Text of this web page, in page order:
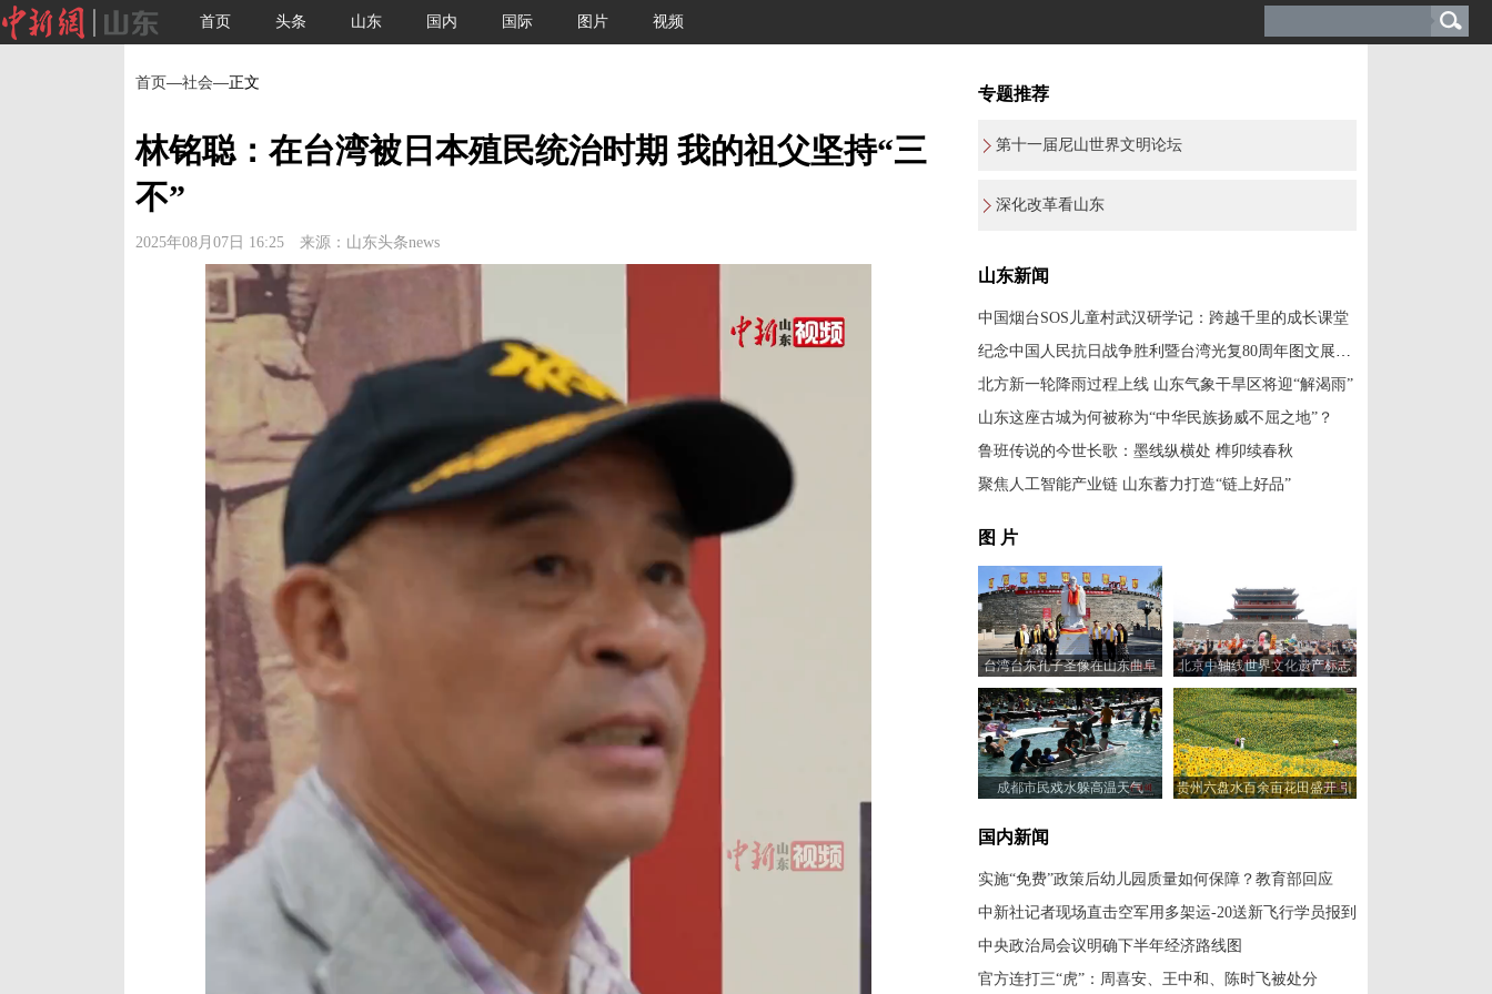
首页 头条 山东 国内 国际 图片 视频
首页—社会—正文
林铭聪：在台湾被日本殖民统治时期 我的祖父坚持“三
不”
2025年08月07日 16:25 来源：山东头条news
专题推荐
第十一届尼山世界文明论坛
深化改革看山东
山东新闻
中国烟台SOS儿童村武汉研学记：跨越千里的成长课堂
纪念中国人民抗日战争胜利暨台湾光复80周年图文展开展
北方新一轮降雨过程上线 山东气象干旱区将迎“解渴雨”
山东这座古城为何被称为“中华民族扬威不屈之地”？
鲁班传说的今世长歌：墨线纵横处 榫卯续春秋
聚焦人工智能产业链 山东蓄力打造“链上好品”
图 片
台湾台东孔子圣像在山东曲阜
捐赠起运
北京中轴线世界文化遗产标志
碑揭幕
成都市民戏水躲高温天气
贵州六盘水百余亩花田盛开 引
国内新闻
实施“免费”政策后幼儿园质量如何保障？教育部回应
中新社记者现场直击空军用多架运-20送新飞行学员报到
中央政治局会议明确下半年经济路线图
官方连打三“虎”：周喜安、王中和、陈时飞被处分